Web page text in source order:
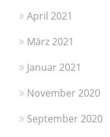
April 2021
März 2021
Januar 2021
November 2020
September 2020